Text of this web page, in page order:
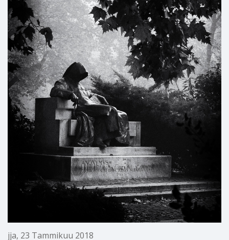
jja, 23 Tammikuu 2018